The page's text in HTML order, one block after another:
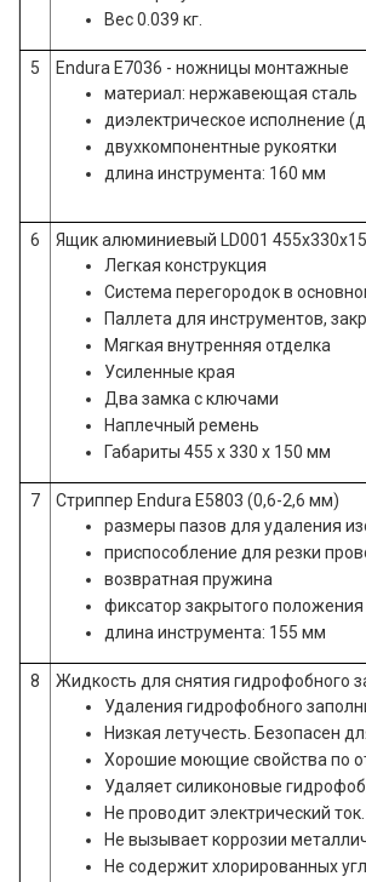
Вес 0.039 кг.
5
Endura E7036 - ножницы монтажные
материал: нержавеющая сталь
диэлектрическое исполнение
двухкомпонентные рукоятки
длина инструмента: 160 мм
6
Ящик алюминиевый LD001
Легкая конструкция
Система перегородок в
Паллета для инструментов,
Мягкая внутренняя отделка
Усиленные края
Два замка с ключами
Наплечный ремень
Габариты 455 х 330 х 150 мм
7
Стриппер Endura E5803 (0,6-2,6 мм)
размеры пазов для удаления
приспособление для резки
возвратная пружина
фиксатор закрытого положения
длина инструмента: 155 мм
8
Жидкость для снятия гидрофобного
Удаления гидрофобного
Низкая летучесть. Безопасен
Хорошие моющие свойства по
Удаляет силиконовые
Не проводит электрический
Не вызывает коррозии
Не содержит хлорированных